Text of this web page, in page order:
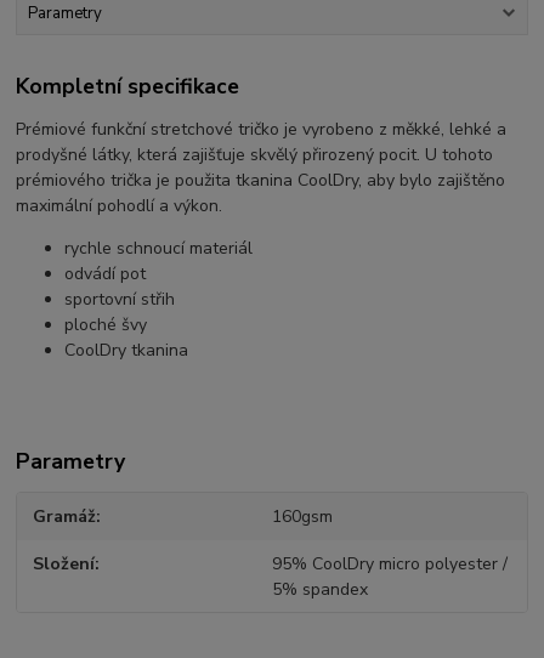
Parametry
Kompletní specifikace
Prémiové funkční stretchové tričko je vyrobeno z měkké, lehké a
prodyšné látky, která zajišťuje skvělý přirozený pocit. U tohoto
prémiového trička je použita tkanina CoolDry, aby bylo zajištěno
maximální pohodlí a výkon.
rychle schnoucí materiál
odvádí pot
sportovní střih
ploché švy
CoolDry tkanina
Parametry
Gramáž 160gsm
Složení
95% CoolDry micro polyester /
5% spandex